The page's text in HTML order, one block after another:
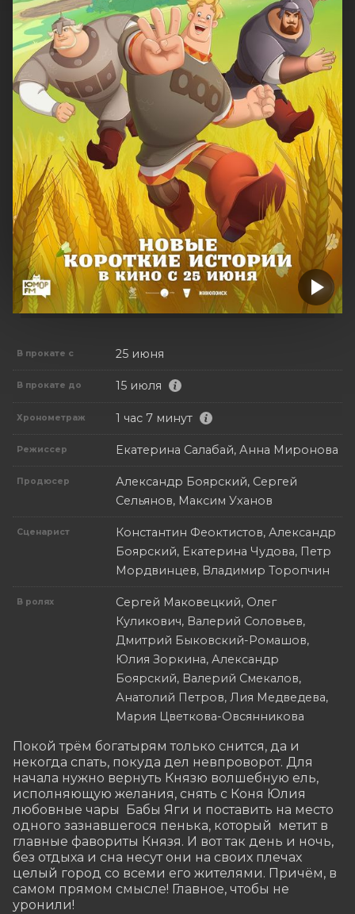
В прокате с 25 июня
В прокате до 15 июля
Хронометраж 1 час 7 минут
Режиссер Екатерина Салабай, Анна Миронова
Продюсер
Александр Боярский, Сергей
Сельянов, Максим Уханов
Сценарист
Константин Феоктистов, Александр
Боярский, Екатерина Чудова, Петр
Мордвинцев, Владимир Торопчин
В ролях
Сергей Маковецкий, Олег
Куликович, Валерий Соловьев,
Дмитрий Быковский-Ромашов,
Юлия Зоркина, Александр
Боярский, Валерий Смекалов,
Анатолий Петров, Лия Медведева,
Мария Цветкова-Овсянникова
Покой трём богатырям только снится, да и
некогда спать, покуда дел невпроворот. Для
начала нужно вернуть Князю волшебную ель,
исполняющую желания, снять с Коня Юлия
любовные чары  Бабы Яги и поставить на место
одного зазнавшегося пенька, который  метит в
главные фавориты Князя. И вот так день и ночь,
без отдыха и сна несут они на своих плечах
целый город со всеми его жителями. Причём, в
самом прямом смысле! Главное, чтобы не
уронили!